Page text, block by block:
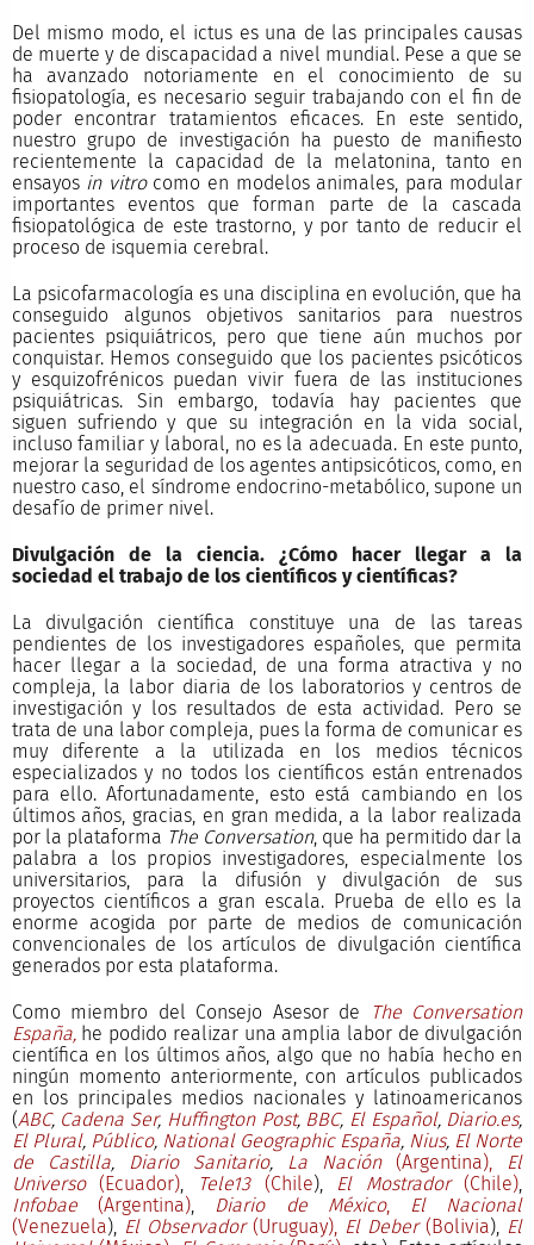
Del mismo modo, el ictus es una de las principales causas
de muerte y de discapacidad a nivel mundial. Pese a que se
ha avanzado notoriamente en el conocimiento de su
fisiopatología, es necesario seguir trabajando con el fin de
poder encontrar tratamientos eficaces. En este sentido,
nuestro grupo de investigación ha puesto de manifiesto
recientemente la capacidad de la melatonina, tanto en
ensayos in vitrocomo en modelos animales, para modular
importantes eventos que forman parte de la cascada
fisiopatológica de este trastorno, y por tanto de reducir el
proceso de isquemia cerebral.
La psicofarmacología es una disciplina en evolución, que ha
conseguido algunos objetivos sanitarios para nuestros
pacientes psiquiátricos, pero que tiene aún muchos por
conquistar. Hemos conseguido que los pacientes psicóticos
y esquizofrénicos puedan vivir fuera de las instituciones
psiquiátricas. Sin embargo, todavía hay pacientes que
siguen sufriendo y que su integración en la vida social,
incluso familiar y laboral, no es la adecuada. En este punto,
mejorar la seguridad de los agentes antipsicóticos, como, en
nuestro caso, el síndrome endocrino-metabólico, supone un
desafío de primer nivel.
Divulgación de la ciencia. ¿Cómo hacer llegar a la
sociedad el trabajo de los científicos y científicas?
La divulgación científica constituye una de las tareas
pendientes de los investigadores españoles, que permita
hacer llegar a la sociedad, de una forma atractiva y no
compleja, la labor diaria de los laboratorios y centros de
investigación y los resultados de esta actividad. Pero se
trata de una labor compleja, pues la forma de comunicar es
muy diferente a la utilizada en los medios técnicos
especializados y no todos los científicos están entrenados
para ello. Afortunadamente, esto está cambiando en los
últimos años, gracias, en gran medida, a la labor realizada
por la plataforma The Conversation, que ha permitido dar la
palabra a los propios investigadores, especialmente los
universitarios, para la difusión y divulgación de sus
proyectos científicos a gran escala. Prueba de ello es la
enorme acogida por parte de medios de comunicación
convencionales de los artículos de divulgación científica
generados por esta plataforma.
Como miembro del Consejo Asesor de
The Conversation
España,he podido realizar una amplia labor de divulgación
científica en los últimos años, algo que no había hecho en
ningún momento anteriormente, con artículos publicados
en los principales medios nacionales y latinoamericanos
(ABC, Cadena Ser, Huffington Post, BBC, El Español, Diario.es,
El Plural, Público, National Geographic España, Nius, El Norte
de Castilla, Diario Sanitario, La Nación(Argentina),
El
Universo(Ecuador), Tele13(Chile), El Mostrador(Chile),
Infobae(Argentina), Diario de México,
El Nacional
(Venezuela), El Observador (Uruguay), El Deber(Bolivia), El